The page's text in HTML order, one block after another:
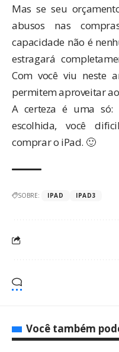
Mas se seu
abusos nas
capacidade não é
estragará
Com você viu neste
permitem aproveitar
A certeza é uma
escolhida, você
comprar o iPad. 🙂
SOBRE: IPAD IPAD3
Você também